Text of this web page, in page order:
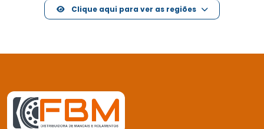
Clique aqui para ver as regiões